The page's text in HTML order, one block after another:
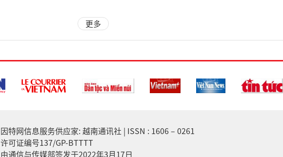
更多
因特网信息服务供应家: 越南通讯社 | ISSN : 1606 – 0261
许可证编号137/GP-BTTTT
由通信与传媒部签发于2022年3月17日